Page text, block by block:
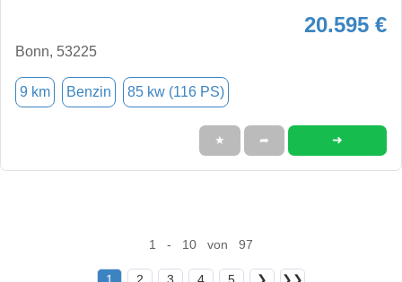
20.595 €
Bonn, 53225
9 km Benzin 85 kw (116 PS)
★ ➦ ➜
1 - 10 von 97